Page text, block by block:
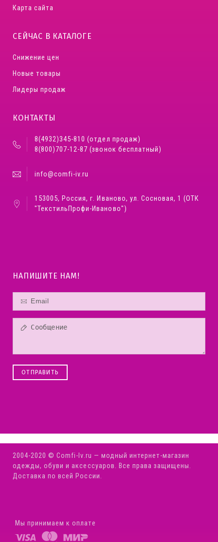
Карта сайта
СЕЙЧАС В КАТАЛОГЕ
Снижение цен
Новые товары
Лидеры продаж
КОНТАКТЫ
8(4932)345-810 (отдел продаж)
8(800)707-12-87 (звонок бесплатный)
info@comfi-iv.ru
153005, Россия, г. Иваново, ул. Сосновая, 1 (ОТК
"ТекстильПрофи-Иваново")
НАПИШИТЕ НАМ!
ОТПРАВИТЬ
2004-2020 © Comfi-Iv.ru — модный интернет-магазин
одежды, обуви и аксессуаров. Все права защищены.
Доставка по всей России.
Мы принимаем к оплате